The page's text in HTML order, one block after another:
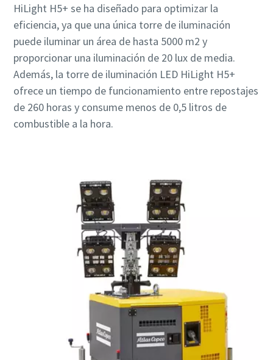
HiLight H5+ se ha diseñado para optimizar la
eficiencia, ya que una única torre de iluminación
puede iluminar un área de hasta 5000 m2 y
proporcionar una iluminación de 20 lux de media.
Además, la torre de iluminación LED HiLight H5+
ofrece un tiempo de funcionamiento entre repostajes
de 260 horas y consume menos de 0,5 litros de
combustible a la hora.